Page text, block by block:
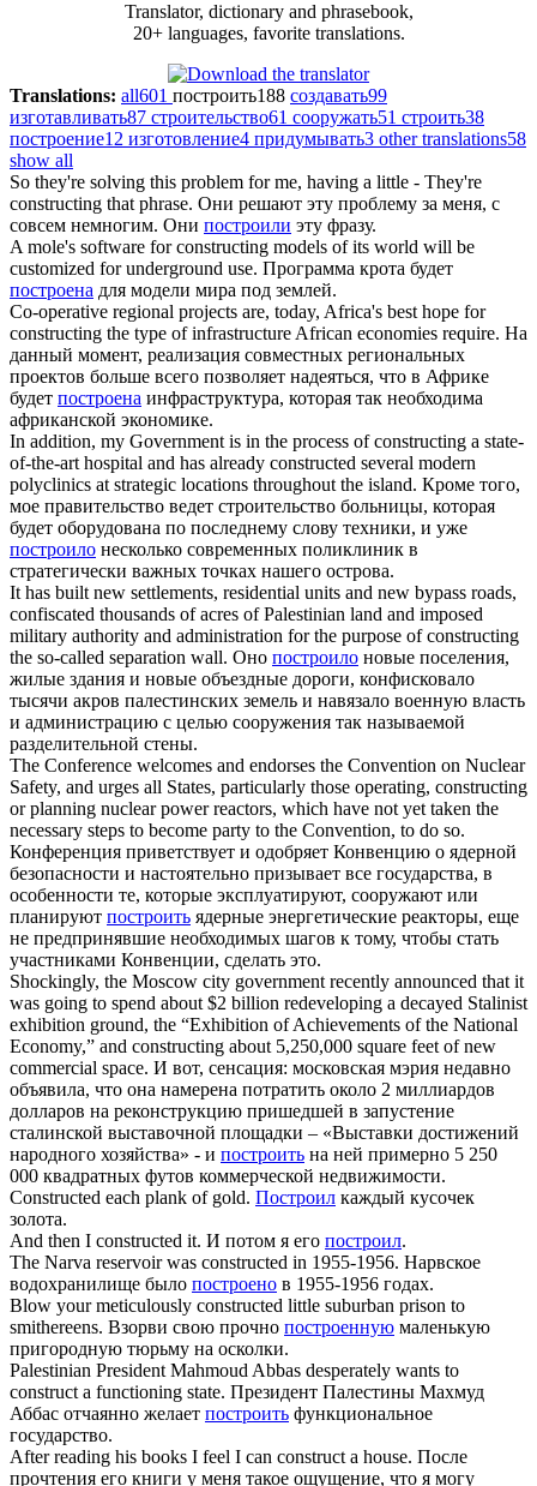
Translator, dictionary and phrasebook,
20+ languages, favorite translations.
Translations: all601 построить188 создавать99
изготавливать87 строительство61 сооружать51 строить38
построение12 изготовление4 придумывать3 other translations58
show all
So they're solving this problem for me, having a little - They're
constructing that phrase. Они решают эту проблему за меня, с
совсем немногим. Они построили эту фразу.
A mole's software forconstructing models of its world will be
customized for underground use. Программа крота будет
построена для модели мира под землей.
Co-operative regional projects are, today, Africa's best hope for
constructing the type of infrastructure African economies require. На
данный момент, реализация совместных региональных
проектов больше всего позволяет надеяться, что в Африке
будет построена инфраструктура, которая так необходима
африканской экономике.
In addition, my Government is in the process ofconstructing a state-
of-the-art hospital and has already constructed several modern
polyclinics at strategic locations throughout the island. Кроме того,
мое правительство ведет строительство больницы, которая
будет оборудована по последнему слову техники, и уже
построило несколько современных поликлиник в
стратегически важных точках нашего острова.
It has built new settlements, residential units and new bypass roads,
confiscated thousands of acres of Palestinian land and imposed
military authority and administration for the purpose ofconstructing
the so-called separation wall. Оно построило новые поселения,
жилые здания и новые объездные дороги, конфисковало
тысячи акров палестинских земель и навязало военную власть
и администрацию с целью сооружения так называемой
разделительной стены.
The Conference welcomes and endorses the Convention on Nuclear
Safety, and urges all States, particularly those operating, constructing
or planning nuclear power reactors, which have not yet taken the
necessary steps to become party to the Convention, to do so.
Конференция приветствует и одобряет Конвенцию о ядерной
безопасности и настоятельно призывает все государства, в
особенности те, которые эксплуатируют, сооружают или
планируют построить ядерные энергетические реакторы, еще
не предпринявшие необходимых шагов к тому, чтобы стать
участниками Конвенции, сделать это.
Shockingly, the Moscow city government recently announced that it
was going to spend about $2 billion redeveloping a decayed Stalinist
exhibition ground, the “Exhibition of Achievements of the National
Economy,” and constructing about 5,250,000 square feet of new
commercial space. И вот, сенсация: московская мэрия недавно
объявила, что она намерена потратить около 2 миллиардов
долларов на реконструкцию пришедшей в запустение
сталинской выставочной площадки – «Выставки достижений
народного хозяйства» - и построить на ней примерно 5 250
000 квадратных футов коммерческой недвижимости.
Constructed each plank of gold. Построил каждый кусочек
золота.
And then I constructed it. И потом я его построил.
The Narva reservoir was constructed in 1955-1956. Нарвское
водохранилище было построено в 1955-1956 годах.
Blow your meticulously constructed little suburban prison to
smithereens. Взорви свою прочно построенную маленькую
пригородную тюрьму на осколки.
Palestinian President Mahmoud Abbas desperately wants to
constructa functioning state. Президент Палестины Махмуд
Аббас отчаянно желает построить функциональное
государство.
After reading his books I feel I can constructa house. После
прочтения его книги у меня такое ощущение, что я могу